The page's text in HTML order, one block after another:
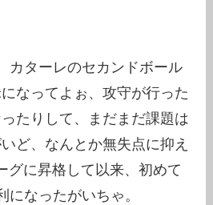
カターレのセカンドボール
なってよぉ、攻守が行った
たりして、まだまだ課題は
ど、なんとか無失点に抑え
グに昇格して以来、初めて
になったがいちゃ。